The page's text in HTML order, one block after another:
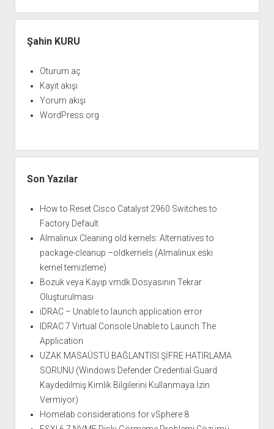
Şahin KURU
Oturum aç
Kayıt akışı
Yorum akışı
WordPress.org
Son Yazılar
How to Reset Cisco Catalyst 2960 Switches to
Factory Default
Almalinux Cleaning old kernels: Alternatives to
package-cleanup –oldkernels (Almalinux eski
kernel temizleme)
Bozuk veya Kayıp vmdk Dosyasının Tekrar
Oluşturulması
iDRAC – Unable to launch application error
IDRAC 7 Virtual Console Unable to Launch The
Application
UZAK MASAÜSTÜ BAĞLANTISI ŞİFRE HATIRLAMA
SORUNU (Windows Defender Credential Guard
Kaydedilmiş Kimlik Bilgilerini Kullanmaya İzin
Vermiyor)
Homelab considerations for vSphere 8